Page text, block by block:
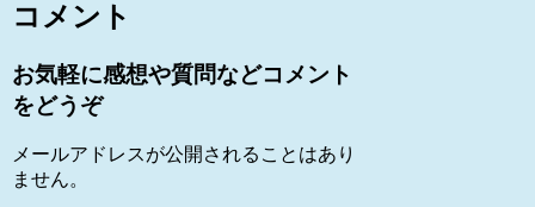
コメント
お気軽に感想や質問などコメント
をどうぞ
メールアドレスが公開されることはあり
ません。